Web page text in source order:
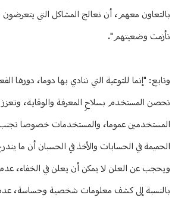
بالتعاون معهم، أن نعالج المشاكل التي يتعرضون
تأزمت وضعيتهم".
وتابع: "إنما للتوعية التي ننادي بها دوما، دورها
تحصن المستخدم بسلاحِ المعرفة والوقاية،
المستخدمين عموما، والمستخدمات خصوصا
الحميمة في الحسابات والأخذ في الحسبان أن ما
ويحجب عن العلن لا يمكن أن يعلن في الخفاء،
بالنسبة إلى كشف معلومات شخصية وحساسة، عدم